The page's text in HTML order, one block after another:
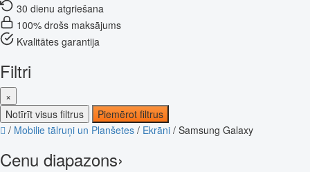
30 dienu atgriešana
100% drošs maksājums
Kvalitātes garantija
Filtri
×
Notīrīt visus filtrus
Piemērot filtrus
/ Mobilie tālruņi un Planšetes / Ekrāni / Samsung Galaxy
Cenu diapazons›